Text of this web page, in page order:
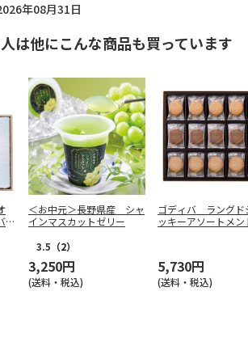
年08月31日
は他にこんな商品も買っています
＜お中元＞長野県産 シャ
インマスカットゼリー
3.5 （2）
3,250円
(送料・税込)
ゴディバ ラングド
ッキーアソートメン
5,730円
(送料・税込)